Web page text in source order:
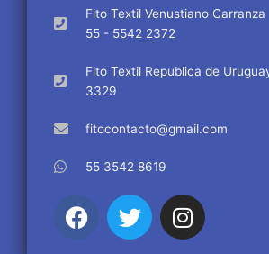
Fito Textil Venustiano Carranza
55 - 5542 2372
Fito Textil Republica de
3329
fitocontacto@gmail.com
55 3542 8619
F
a
T
w
I
n